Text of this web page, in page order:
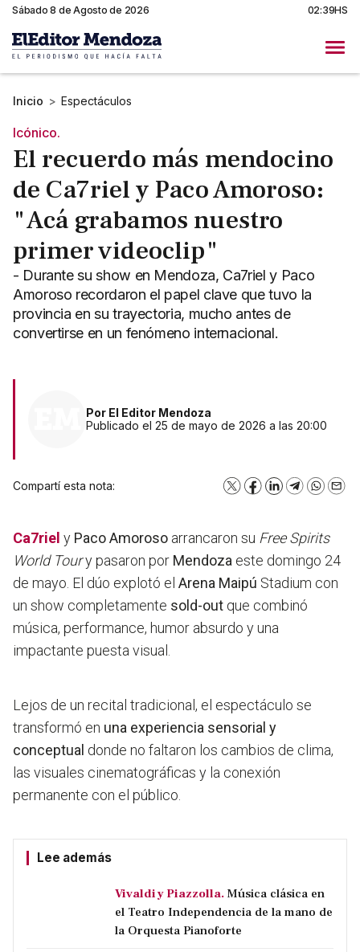
Sábado 8 de Agosto de 2026 02:39HS
Inicio > Espectáculos
Icónico.
El recuerdo más mendocino
de Ca7riel y Paco Amoroso:
"Acá grabamos nuestro
primer videoclip"
- Durante su show en Mendoza, Ca7riel y Paco
Amoroso recordaron el papel clave que tuvo la
provincia en su trayectoria, mucho antes de
convertirse en un fenómeno internacional.
Por El Editor Mendoza
Publicado el 25 de mayo de 2026 a las 20:00
Compartí esta nota: X Facebook
LinkedInTelegram
Ca7riel y Paco Amoroso arrancaron su Free Spirits
World Toury pasaron por Mendoza este domingo 24
de mayo. El dúo explotó el Arena Maipú Stadium con
un show completamente sold-out que combinó
música, performance, humor absurdo y una
impactante puesta visual.
Lejos de un recital tradicional, el espectáculo se
transformó en una experiencia sensorial y
conceptual donde no faltaron los cambios de clima,
las visuales cinematográficas y la conexión
permanente con el público.
Lee además
Vivaldi y Piazzolla. Música clásica en
el Teatro Independencia de la mano de
la Orquesta Pianoforte